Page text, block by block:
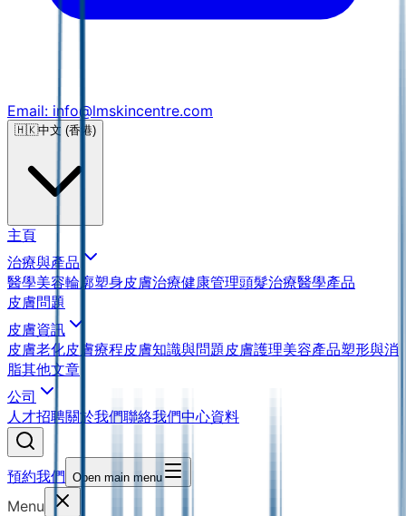
Email: info@lmskincentre.com
🇭🇰中文 (香港)
主頁
治療與產品
醫學美容輪廓塑身皮膚治療健康管理頭髮治療醫學產品
皮膚問題
皮膚資訊
皮膚老化皮膚療程皮膚知識與問題皮膚護理美容產品塑形與消
脂其他文章
公司
人才招聘關於我們聯絡我們中心資料
預約我們 Open main menu
Menu